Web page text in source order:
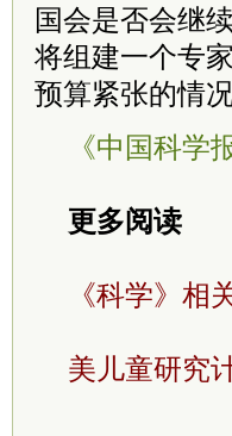
国会是否会继
将组建一个专
预算紧张的情
《中国科学
更多阅读
《科学》相
美儿童研究